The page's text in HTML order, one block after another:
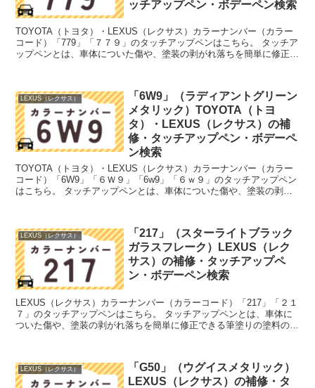
ッチアップペン・ボデーペン検索
TOYOTA（トヨタ）・LEXUS（レクサス）カラーナンバー（カラー
コード）「779」「７７９」のタッチアップペンはこちら。 タッチア
ップペンとは、車体についた傷や、塗装の剥がれ落ちを簡単に修正で
LEXUS（レクサス）
「6W9」（ラディアントグリーン
メタリック）TOYOTA（トヨ
タ）・LEXUS（レクサス）の補
修・タッチアップペン・ボデーペ
ン検索
TOYOTA（トヨタ）・LEXUS（レクサス）カラーナンバー（カラー
コード）「6W9」「６Ｗ９」「6w9」「６ｗ９」のタッチアップペン
はこちら。 タッチアップペンとは、車体についた傷や、塗装の剥が
LEXUS（レクサス）
「217」（スターライトブラック
ガラスフレーク）LEXUS（レク
サス）の補修・タッチアップペ
ン・ボデーペン検索
LEXUS（レクサス）カラーナンバー（カラーコード）「217」「２１
７」のタッチアップペンはこちら。 タッチアップペンとは、車体に
ついた傷や、塗装の剥がれ落ちを簡単に修正できる筆塗りの塗料のこ
LEXUS（レクサス）
「G50」（ウグイスメタリック）
LEXUS（レクサス）の補修・タ